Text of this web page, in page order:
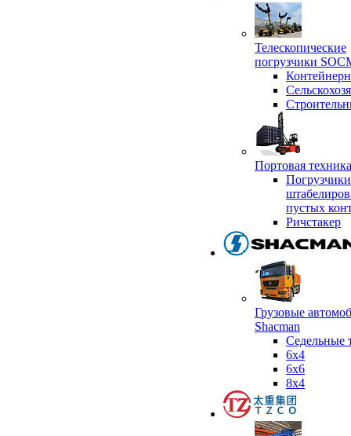
Телескопические
погрузчики
Портовая
пустых
Ричстакер
Грузовые
Shacman
Седельные
6х4
6x6
8x4